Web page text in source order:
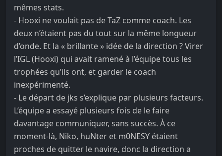
mêmes stats.
- Hooxi ne voulait pas de TaZ comme coach. Les
deux n’étaient pas du tout sur la même longueur
d’onde. Et la « brillante » idée de la direction ? Virer
l’IGL (Hooxi) qui avait ramené à l’équipe tous les
trophées qu’ils ont, et garder le coach
inexpérimenté.
- Le départ de jks s’explique par plusieurs facteurs.
L’équipe a essayé plusieurs fois de le faire
davantage communiquer, sans succès. À ce
moment-là, Niko, huNter et m0NESY étaient
proches de quitter le navire, donc la direction a